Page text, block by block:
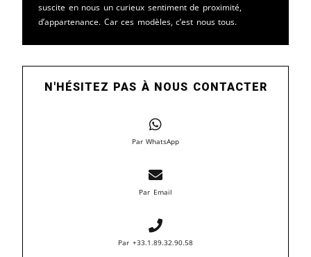
suscite en nous un curieux sentiment de proximité,
d’appartenance. Car ces modèles, c’est nous tous.
N'HÉSITEZ PAS À NOUS CONTACTER
Par WhatsApp
Par Email
Par +33.1.89.32.90.58